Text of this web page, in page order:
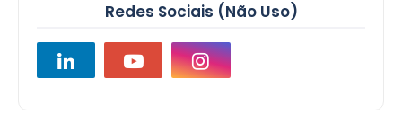
Redes Sociais (Não Uso)